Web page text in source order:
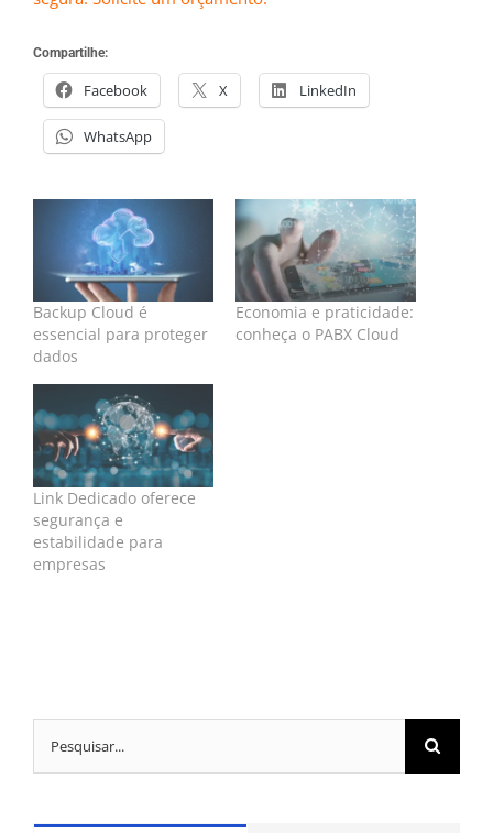
Compartilhe:
Facebook X LinkedIn
WhatsApp
Backup Cloud é
essencial para proteger
dados
Economia e praticidade:
conheça o PABX Cloud
Link Dedicado oferece
segurança e
estabilidade para
empresas